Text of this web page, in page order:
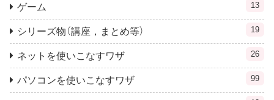
ゲーム 13
シリーズ物（講座，まとめ等） 19
ネットを使いこなすワザ 26
パソコンを使いこなすワザ 99